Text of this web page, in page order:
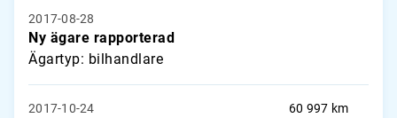
2017-08-28
Ny ägare rapporterad
Ägartyp: bilhandlare
2017-10-24 60 997 km